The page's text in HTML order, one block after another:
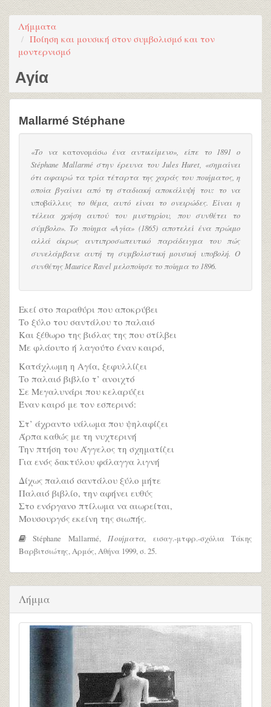
Λήμματα
Ποίηση και μουσική στον συμβολισμό και τον
μοντερνισμό
Αγία
Mallarmé Stéphane
«Το να κατονομάσωένα αντικείμενο», είπε το 1891 ο
Stéphane Mallarmé στην έρευνα του Jules Huret, «σημαίνει
ότι αφαιρώ τα τρία τέταρτα της χαράς του ποιήματος, η
οποία βγαίνει από τη σταδιακή αποκάλυψή του: το να
υποβάλλεις το θέμα, αυτό είναι το ονειρώδες. Είναι η
τέλεια χρήση αυτού του μυστηρίου, που συνθέτει το
σύμβολο». Το ποίημα «Αγία» (1865) αποτελεί ένα πρώιμο
αλλά άκρως αντιπροσωπευτικό παράδειγμα του πώς
συνελάμβανε αυτή τη συμβολιστική μουσική υποβολή. Ο
συνθέτης Maurice Ravel μελοποίησε το ποίημα το 1896.
Εκεί στο παραθύρι που αποκρύβει
Το ξύλο του σαντάλου το παλαιό
Και ξέθωρο της βιόλας της που στίλβει
Με φλάουτο ή λαγούτο έναν καιρό,
Κατάχλωμη η Αγία, ξεφυλλίζει
Το παλαιό βιβλίο τ’ ανοιχτό
Σε Μεγαλυνάρι που κελαρύζει
Έναν καιρό με τον εσπερινό:
Στ’ άχραντο υάλωμα που ψηλαφίζει
Άρπα καθώς με τη νυχτερινή
Την πτήση του Άγγελος τη σχηματίζει
Για ενός δακτύλου φάλαγγα λιγνή
Δίχως παλαιό σαντάλου ξύλο μήτε
Παλαιό βιβλίο, την αφήνει ευθύς
Στο ενόργανο πτίλωμα να αιωρείται,
Μουσουργός εκείνη της σιωπής.
Stéphane Mallarmé, Ποιήματα, εισαγ.-μτφρ.-σχόλια Τάκης
Βαρβιτσιώτης, Αρμός, Αθήνα 1999, σ. 25.
Λήμμα